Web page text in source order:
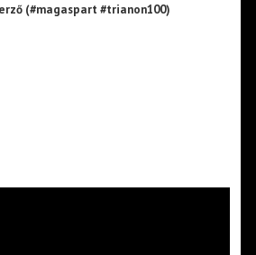
(#magaspart #trianon100)